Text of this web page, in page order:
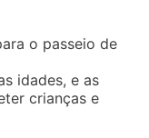
o passeio de
idades, e as
crianças e